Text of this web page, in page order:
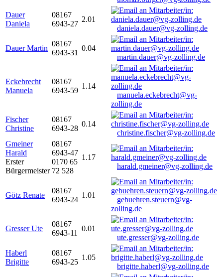
Dauer
Daniela
08167
6943-27
2.01
daniela.dauer@vg-zolling.de
Dauer Martin
08167
6943-31
0.04
martin.dauer@vg-zolling.de
Eckebrecht
Manuela
08167
6943-59
1.14
manuela.eckebrecht@vg-
zolling.de
Fischer
Christine
08167
6943-28
0.14
christine.fischer@vg-zolling.de
Gmeiner
Harald
Erster
Bürgermeister
08167
6943-47
0170 65
72 528
1.17
harald.gmeiner@vg-zolling.de
Götz Renate
08167
6943-24
1.01
gebuehren.steuern@vg-
zolling.de
Gresser Ute
08167
6943-11
0.01
ute.gresser@vg-zolling.de
Haberl
Brigitte
08167
6943-25
1.05
brigitte.haberl@vg-zolling.de